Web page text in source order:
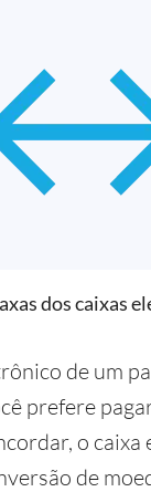
dos caixas
de um
prefere
o
de